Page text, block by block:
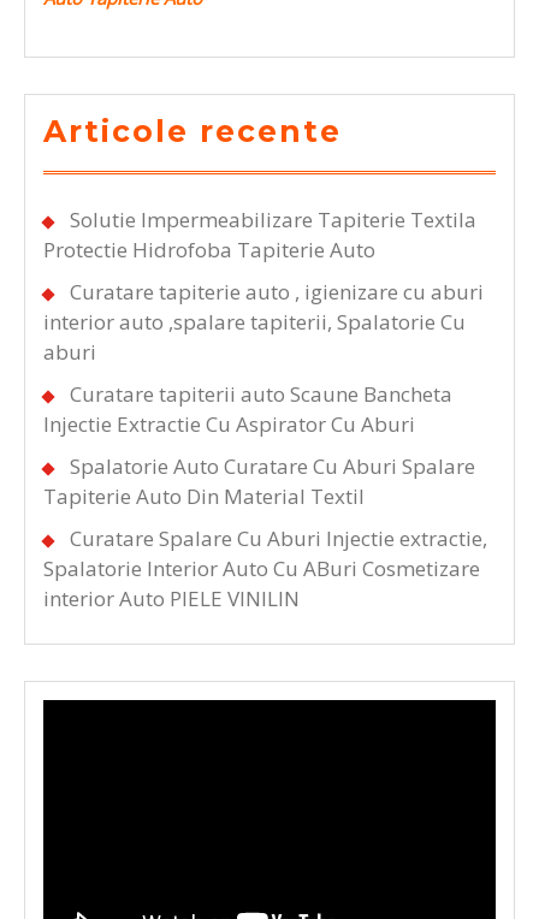
Articole recente
Solutie Impermeabilizare Tapiterie Textila
Protectie Hidrofoba Tapiterie Auto
Curatare tapiterie auto , igienizare cu aburi
interior auto ,spalare tapiterii, Spalatorie Cu
aburi
Curatare tapiterii auto Scaune Bancheta
Injectie Extractie Cu Aspirator Cu Aburi
Spalatorie Auto Curatare Cu Aburi Spalare
Tapiterie Auto Din Material Textil
Curatare Spalare Cu Aburi Injectie extractie,
Spalatorie Interior Auto Cu ABuri Cosmetizare
interior Auto PIELE VINILIN